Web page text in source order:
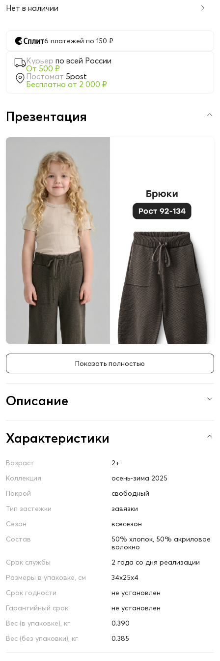
Нет в наличии
6 платежей по 150 ₽
Курьер по всей России
От 500 ₽
Постомат 5post
Бесплатно от 2 000 ₽
Презентация
Показать полностью
Описание
Характеристики
Возраст
2+
Коллекция
осень-зима 2025
Покрой
свободный
Тип застежки
завязки
Сезон
всесезон
Состав
50% хлопок, 50% акриловое
волокно
Срок службы
2 года со дня реализации
Размеры в упаковке, см
34х25х4
Срок годности
не установлен
Гарантийный срок
не установлен
Вес (в упаковке), кг
0.390
Вес (без упаковки), кг
0.385